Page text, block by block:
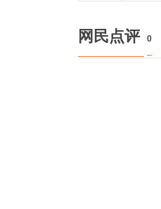
网民点评 0